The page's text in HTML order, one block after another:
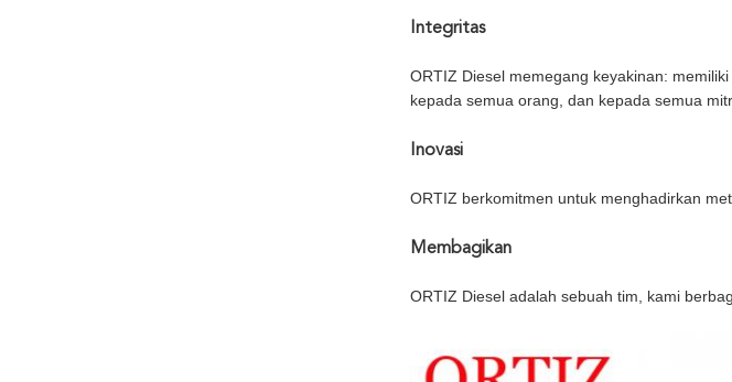
Integritas
ORTIZ Diesel memegang keyakinan:
kepada semua orang, dan kepada semua
Inovasi
ORTIZ berkomitmen untuk menghadirkan
Membagikan
ORTIZ Diesel adalah sebuah tim, kami